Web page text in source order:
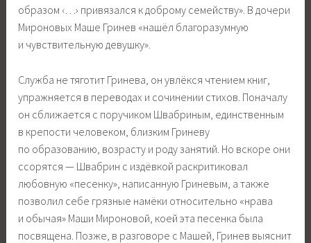
образом ‹…› привязался к доброму семейству». В дочери
Мироновых Маше Гринев «нашёл благоразумную
и чувствительную девушку».
Служба не тяготит Гринева, он увлёкся чтением книг,
упражняется в переводах и сочинении стихов. Поначалу
он сближается с поручиком Швабриным, единственным
в крепости человеком, близким Гриневу
по образованию, возрасту и роду занятий. Но вскоре они
ссорятся — Швабрин с издёвкой раскритиковал
любовную «песенку», написанную Гриневым, а также
позволил себе грязные намёки относительно «нрава
и обычая» Маши Мироновой, коей эта песенка была
посвящена. Позже, в разговоре с Машей, Гринев выяснит